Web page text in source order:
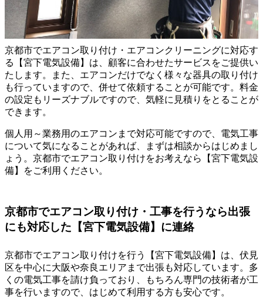
京都市でエアコン取り付け・エアコンクリーニングに対応す
る【宮下電気設備】は、顧客に合わせたサービスをご提供い
たします。また、エアコンだけでなく様々な器具の取り付け
も行っていますので、併せて依頼することが可能です。料金
の設定もリーズナブルですので、気軽に見積りをとることが
できます。
個人用～業務用のエアコンまで対応可能ですので、電気工事
について気になることがあれば、まずは相談からはじめまし
ょう。京都市でエアコン取り付けをお考えなら【宮下電気設
備】をご利用ください。
京都市でエアコン取り付け・工事を行うなら出張
にも対応した【宮下電気設備】に連絡
京都市でエアコン取り付けを行う【宮下電気設備】は、伏見
区を中心に大阪や奈良エリアまで出張も対応しています。多
くの電気工事を請け負っており、もちろん専門の技術者が工
事を行いますので、はじめて利用する方も安心です。